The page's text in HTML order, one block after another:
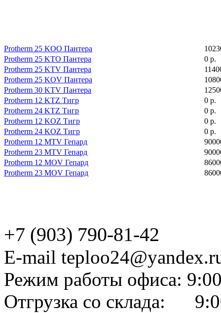
Protherm 25 KOO Пантера
Protherm 25 KTO Пантера
0 р.
Protherm 25 KTV Пантера
Protherm 25 KOV Пантера
Protherm 30 KTV Пантера
Protherm 12 KTZ Тигр
0 р.
Protherm 24 KTZ Тигр
0 р.
Protherm 12 KOZ Тигр
0 р.
Protherm 24 KOZ Тигр
0 р.
Protherm 12 MTV Гепард
Protherm 23 МTV Гепард
Protherm 12 MOV Гепард
Protherm 23 MOV Гепард
+7 (903) 790-81-42
E-mail
Режим работы офиса:
Отгрузка со склада: